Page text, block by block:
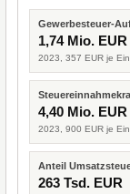
Gewerbesteuer-
1,74 Mio. EUR
2023, 357 EUR je
4,40 Mio. EUR
2023, 900 EUR je
Anteil
263 Tsd. EUR